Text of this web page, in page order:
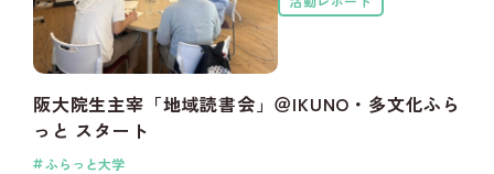
阪大院生主宰「地域読書会」＠IKUNO・多文化ふら
っと スタート
ふらっと大学